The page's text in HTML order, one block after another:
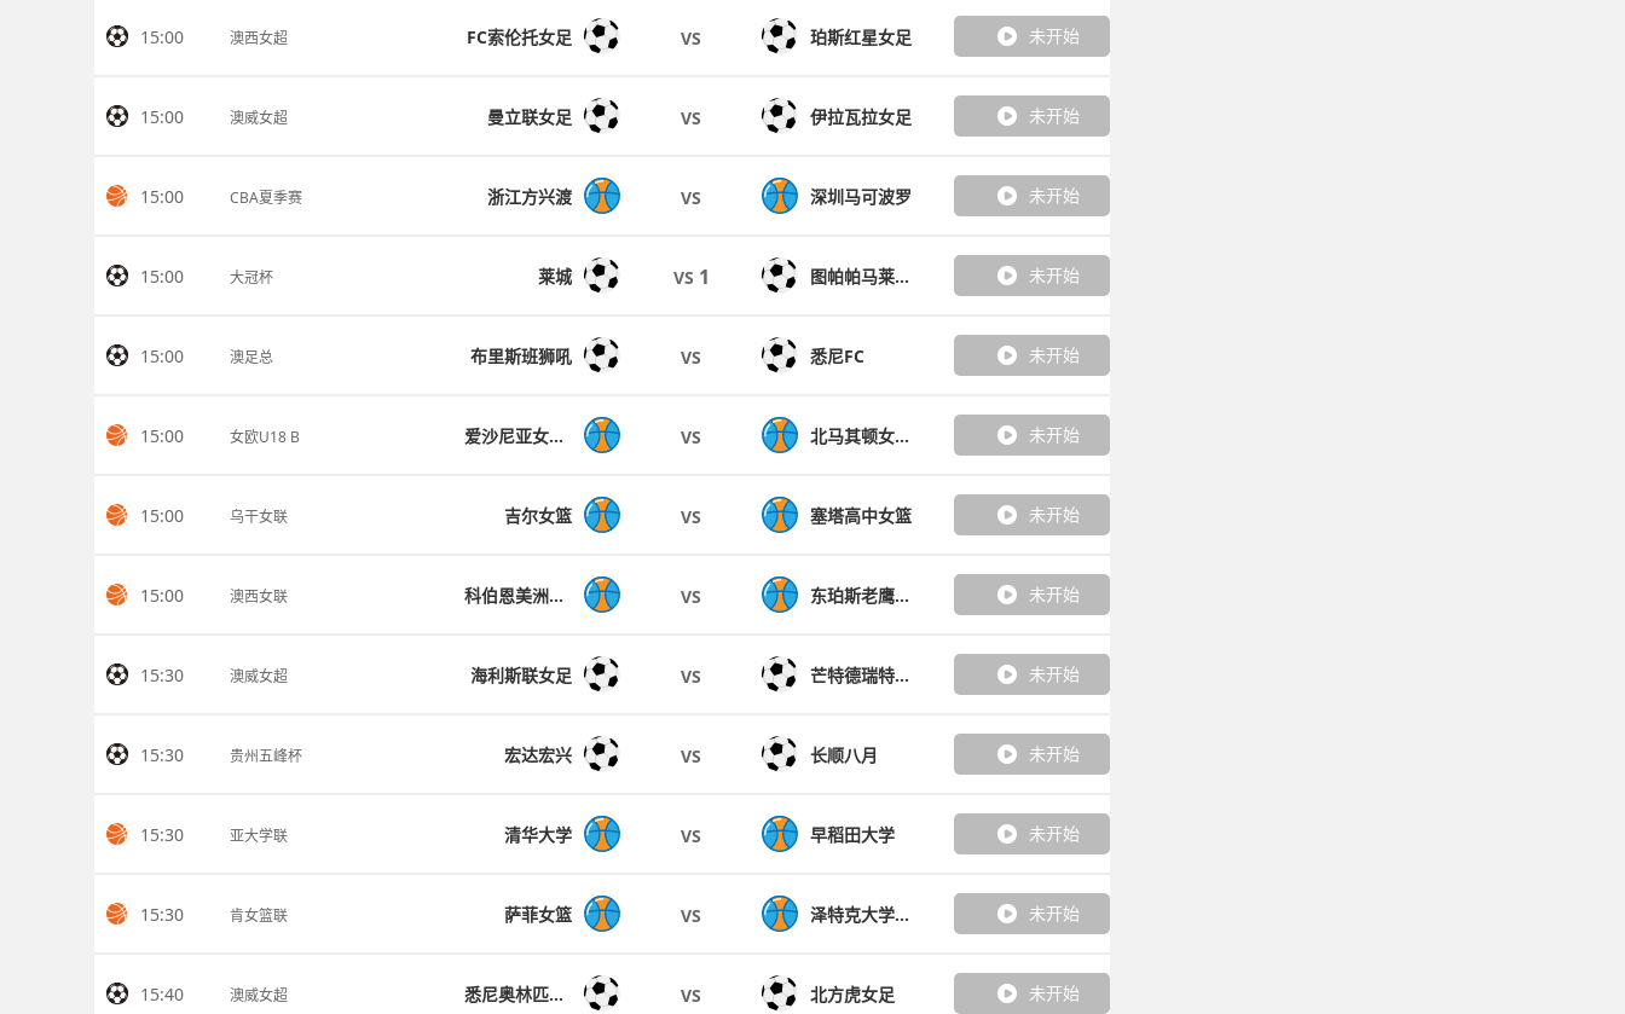
15:00 澳西女超 FC索伦托女足 VS 珀斯红星女足 未开始
15:00 澳威女超 曼立联女足 VS 伊拉瓦拉女足 未开始
15:00 CBA夏季赛 浙江方兴渡 VS 深圳马可波罗 未开始
15:00 大冠杯 莱城 VS 1 图帕帕马莱伦加 未开始
15:00 澳足总 布里斯班狮吼 VS 悉尼FC 未开始
15:00 女欧U18 B 爱沙尼亚女篮U18 VS 北马其顿女篮U18 未开始
15:00 乌干女联 吉尔女篮 VS 塞塔高中女篮 未开始
15:00 澳西女联 科伯恩美洲狮女篮 VS 东珀斯老鹰女篮 未开始
15:30 澳威女超 海利斯联女足 VS 芒特德瑞特城女足 未开始
15:30 贵州五峰杯 宏达宏兴 VS 长顺八月 未开始
15:30 亚大学联 清华大学 VS 早稻田大学 未开始
15:30 肯女篮联 萨菲女篮 VS 泽特克大学女篮 未开始
15:40 澳威女超 悉尼奥林匹克女足 VS 北方虎女足 未开始